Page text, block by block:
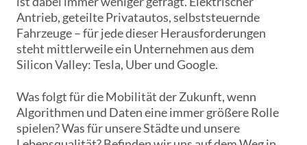
Antrieb, geteilte Privatautos, selbststeuernde
Fahrzeuge – für jede dieser Herausforderungen
steht mittlerweile ein Unternehmen aus dem
Silicon Valley: Tesla, Uber und Google.
Was folgt für die Mobilität der Zukunft, wenn
Algorithmen und Daten eine immer größere Rolle
spielen? Was für unsere Städte und unsere